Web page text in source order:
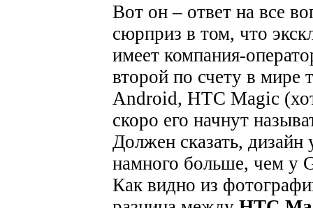
Вот он – ответ на все
сюрприз в том, что
имеет компания-
второй по счету в мире
Android, HTC Magic
скоро его начнут
Должен сказать,
намного больше, чем у
Как видно из